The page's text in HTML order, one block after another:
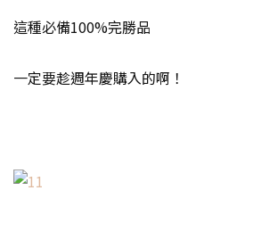
這種必備100%完勝品
一定要趁週年慶購入的啊！